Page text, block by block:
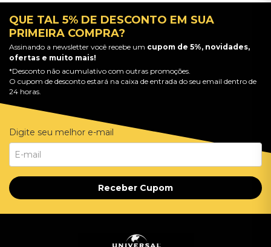
QUE TAL 5% DE DESCONTO EM SUA
PRIMEIRA COMPRA?
Assinando a newsletter você recebe um cupom de 5%, novidades,
ofertas e muito mais!
*Desconto não acumulativo com outras promoções.
O cupom de desconto estará na caixa de entrada do seu email dentro de
24 horas.
Digite seu melhor e-mail
Receber Cupom